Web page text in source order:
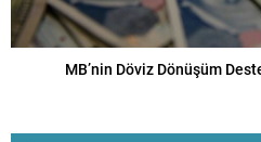
MB’nin Döviz Dönüşüm